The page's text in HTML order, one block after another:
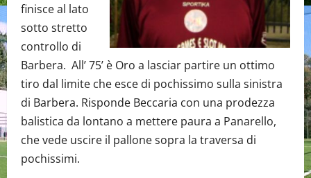
finisce al lato
sotto stretto
controllo di
Barbera. All’ 75’ è Oro a lasciar partire un ottimo
tiro dal limite che esce di pochissimo sulla sinistra
di Barbera. Risponde Beccaria con una prodezza
balistica da lontano a mettere paura a Panarello,
che vede uscire il pallone sopra la traversa di
pochissimi.